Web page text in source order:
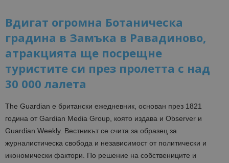
Вдигат огромна Ботаническа
градина в Замъка в Равадиново,
атракцията ще посрещне
туристите си през пролетта с над
30 000 лалета
The Guardian е британски ежедневник, основан през 1821
година от Gardian Media Group, която издава и Observer и
Guardian Weekly. Вестникът се счита за образец за
журналистическа свобода и независимост от политически и
икономически фактори. По решение на собствениците и